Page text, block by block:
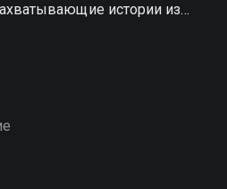
истории из
пути к успеху
сериала Рейтинг звёзд
бесплатно в хорошем HD